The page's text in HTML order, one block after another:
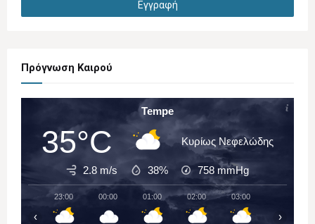
Πρόγνωση Καιρού
Tempe
35°C Κυρίως Νεφελώδης
2.8 m/s 38% 758 mmHg
23:00 00:00 01:00 02:00 03:00
‹ ›